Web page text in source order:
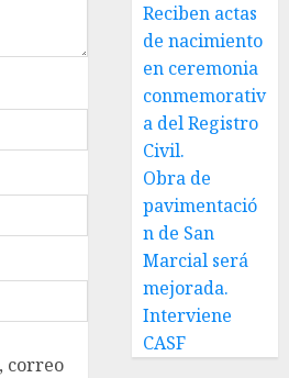
correo
Reciben actas
de nacimiento
en ceremonia
conmemorativ
a del Registro
Civil.
Obra de
pavimentació
n de San
Marcial será
mejorada.
Interviene
CASF